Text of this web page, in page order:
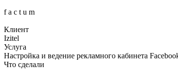
f a c t u m
Клиент
Izitel
Услуга
Настройка и ведение рекламного кабинета
Что сделали